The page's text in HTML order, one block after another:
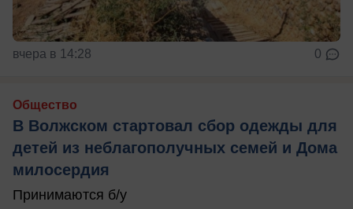
вчера в 14:28 0
Общество
В Волжском стартовал сбор одежды для
детей из неблагополучных семей и Дома
милосердия
Принимаются б/у